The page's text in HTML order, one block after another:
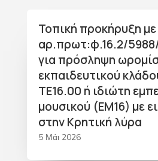
Τοπική προκήρυξη με
αρ.πρωτ:φ.16.2/
για πρόσληψη
εκπαιδευτικού
ΤΕ16.00 ή ιδιώτη
μουσικού (ΕΜ16) με
στην Κρητική λύρα
5 Μάι 2026